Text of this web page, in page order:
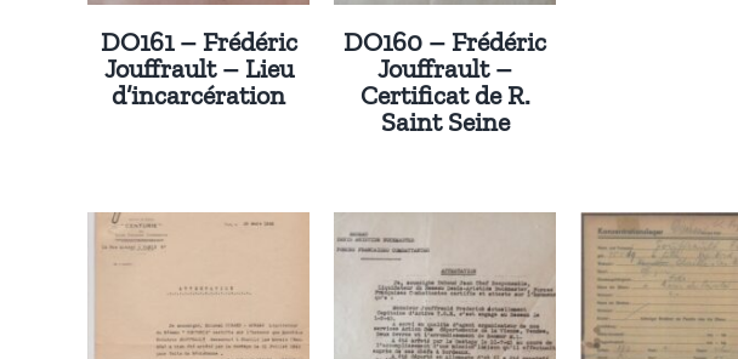
DO161 – Frédéric
Jouffrault – Lieu
d’incarcération
DO160 – Frédéric
Jouffrault –
Certificat de R.
Saint Seine